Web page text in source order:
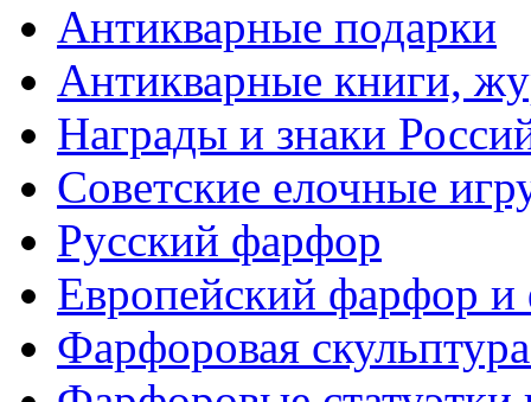
Антикварные подарки
Антикварные книги,
Награды и знаки
Советские елочные
Русский фарфор
Европейский фарфор и
Фарфоровая